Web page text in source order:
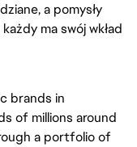
a pomysły
ma swój wkład
brands in
of millions around
a portfolio of